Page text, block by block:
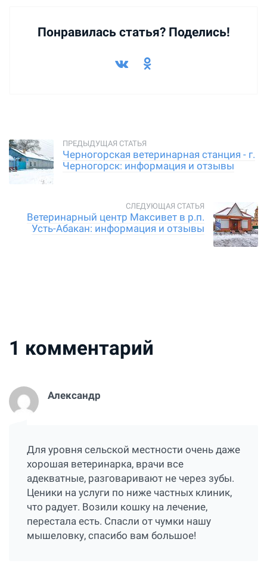
Понравилась статья? Поделись!
Черногорская ветеринарная станция - г.
Черногорск: информация и отзывы
Ветеринарный центр Максивет в р.п.
Усть-Абакан: информация и отзывы
1 комментарий
Александр
Для уровня сельской местности очень даже
хорошая ветеринарка, врачи все
адекватные, разговаривают не через зубы.
Ценики на услуги по ниже частных клиник,
что радует. Возили кошку на лечение,
перестала есть. Спасли от чумки нашу
мышеловку, спасибо вам большое!